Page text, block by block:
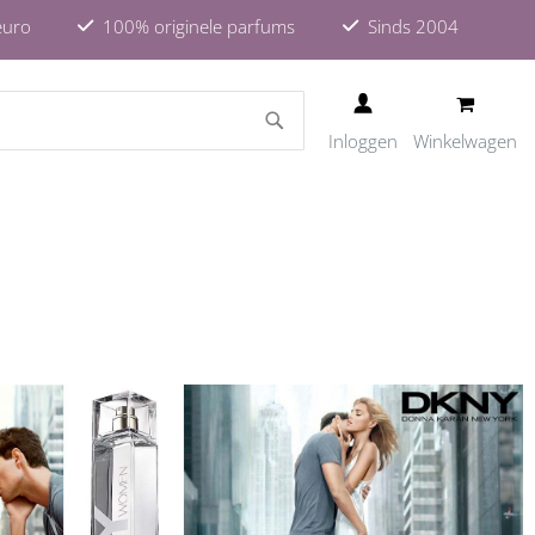
100% originele parfums Sinds 2004
Inloggen Winkelwagen